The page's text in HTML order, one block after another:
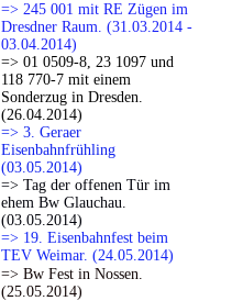
=> 245 001 mit RE Zügen im
Dresdner Raum. (31.03.2014 -
03.04.2014)
=> 01 0509-8, 23 1097 und
118 770-7 mit einem
Sonderzug in Dresden.
(26.04.2014)
=> 3. Geraer
Eisenbahnfrühling
(03.05.2014)
=> Tag der offenen Tür im
ehem Bw Glauchau.
(03.05.2014)
=> 19. Eisenbahnfest beim
TEV Weimar. (24.05.2014)
=> Bw Fest in Nossen.
(25.05.2014)